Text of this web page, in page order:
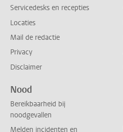
Servicedesks en recepties
Locaties
Mail de redactie
Privacy
Disclaimer
Nood
Bereikbaarheid bij
noodgevallen
Melden incidenten en